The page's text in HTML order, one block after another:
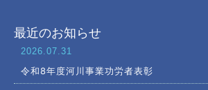
最近のお知らせ
2026.07.31
令和8年度河川事業功労者表彰